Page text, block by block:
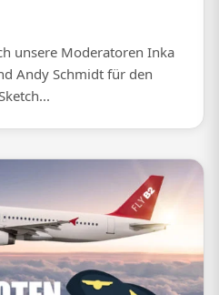
unsere Moderatoren Inka
Andy Schmidt für den